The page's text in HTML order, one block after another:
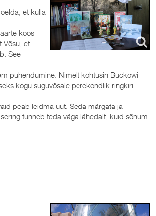
et külla
koos
Võsu, et
See
pühendumine. Nimelt kohtusin Buckowi
kogu suguvõsale perekondlik ringkiri
peab leidma uut. Seda märgata ja
tunneb teda väga lähedalt, kuid sõnum